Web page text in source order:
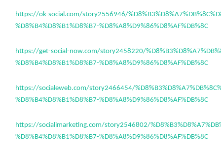
https://ok-social.com/story2556946/
%D8%B4%D8%B1%D8%B7-%D8%A8%D9%86%D8%AF%DB%8C
https://get-social-now.com/story2458220/
%D8%B4%D8%B1%D8%B7-%D8%A8%D9%86%D8%AF%DB%8C
https://socialeweb.com/story2466454/
%D8%B4%D8%B1%D8%B7-%D8%A8%D9%86%D8%AF%DB%8C
https://socialimarketing.com/story2546802/
%D8%B4%D8%B1%D8%B7-%D8%A8%D9%86%D8%AF%DB%8C